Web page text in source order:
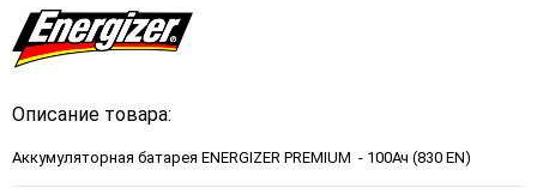
Описание товара:
Аккумуляторная батарея ENERGIZER PREMIUM - 100Ач (830 EN)